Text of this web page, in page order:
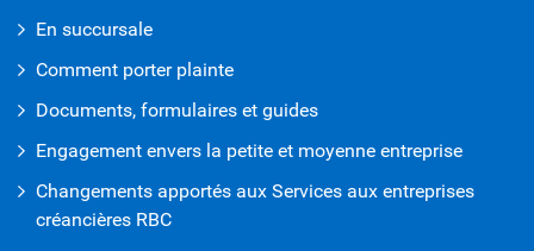
En succursale
Comment porter plainte
Documents, formulaires et guides
Engagement envers la petite et moyenne entreprise
Changements apportés aux Services aux entreprises
créancières RBC